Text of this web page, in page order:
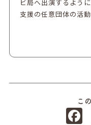
ビ局へ出演するよう
支援の任意団体の活
こ